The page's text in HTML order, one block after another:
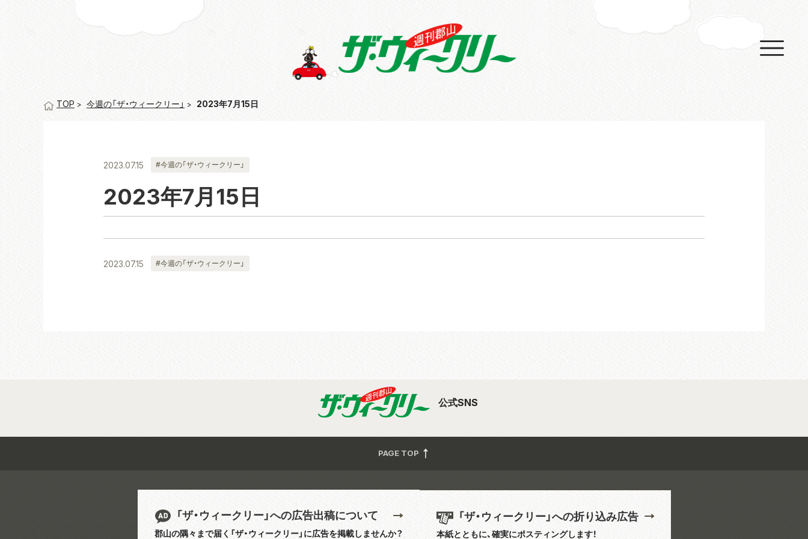
TOP 今週の「ザ・ウィークリー」 2023年7月15日
2023.07.15 #今週の「ザ・ウィークリー」
2023年7月15日
2023.07.15 #今週の「ザ・ウィークリー」
公式SNS
PAGE TOP
「ザ・ウィークリー」への広告出稿について
郡山の隅々まで届く「ザ・ウィークリー」に広告を掲載しませんか？
「ザ・ウィークリー」への折り込み広告
本紙とともに、確実にポスティングします！